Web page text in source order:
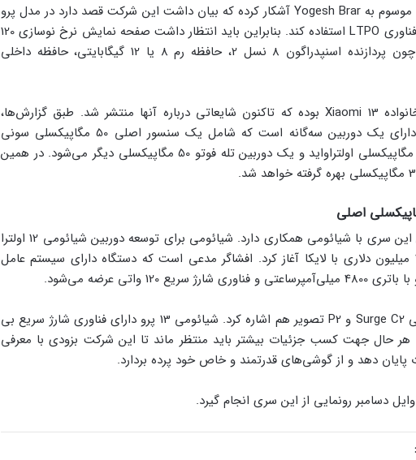
این خبر را یکی از افشاگران صنعت موسوم به Yogesh Brar آشکار کرده که بیان داشت این شرکت قصد دارد در مدل پرو
از نمایشگر 6.7 اینچی E6 امولد با فناوری LTPO استفاده کند. بنابراین باید انتظار داشت صفحه نمایش نرخ نوسازی 120
هرتزی داشته و از سخت افزاری چون پردازنده اسنپدراگون 8 نسل 2، حافظه رم 8 یا 12 گیگابایتی، حافظه داخلی
شیائومی 13 پرو یکی از اعضای خانواده Xiaomi 13 بوده که تاکنون شایعاتی درباره آنها منتشر شد. طبق گزارش‌ها،
شیائومی 13 پرو در قسمت عقب دارای یک دوربین سه‌گانه است که شامل یک سنسور اصلی 50 مگاپیکسلی سونی
IMX989 با سایز 1 اینچ، یک لنز 50 مگاپیکسلی اولتراواید و یک دوربین تله فوتو 50 مگاپیکسلی دیگر می‌شود. در همین
ناگفته نماند لایکا در توسعه دوربین این سری با شیائومی همکاری دارد. شیائومی برای توسعه دوربین شیائومی 12 اولترا
و سایر محصولات خود همکاری 15 میلیون دلاری با لایکا آغاز کرد. افشاگر مدعی است که دستگاه دارای سیستم عامل
همچنین باید به چیپست اختصاصی Surge C2 و P2 تصویر هم اشاره کرد. شیائومی 13 پرو دارای فناوری شارژ سریع بی
حال جهت کسب جزئیات بیشتر باید منتظر ماند تا این شرکت بزودی با معرفی
دسامبر رونمایی از این سری انجام گیرد.